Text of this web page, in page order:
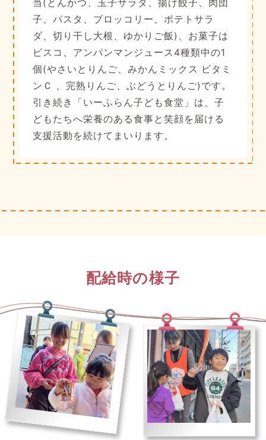
当(とんかつ、玉子サラダ、揚げ餃子、肉団
子、パスタ、ブロッコリー、ポテトサラ
ダ、切り干し大根、ゆかりご飯)、お菓子は
ビスコ、アンパンマンジュース4種類中の1
個(やさいとりんご、みかんミックス ビタミ
ンＣ 、完熟りんご、ぶどうとりんご)です。
引き続き「いーふらん子ども食堂」は、子
どもたちへ栄養のある食事と笑顔を届ける
支援活動を続けてまいります。
配給時の様子